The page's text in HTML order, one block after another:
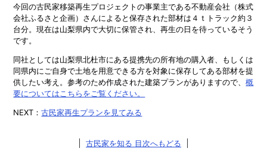
今回の古民家移築再生プロジェクトの事業主である不動産会社（株式
会社ふるさと企画）さんによると保存された部材は４ｔトラック約３
台分。現在は山梨県内で大切に保管され、再生の日を待っているそう
です。
同社としては山梨県北杜市にある提携先の所有地の購入者、もしくは
同県内にご自身で土地を用意できる方を対象に保存してある部材を提
供したい考え。参考のため作成された建築プランがありますので、概
要についてはこちらをご覧ください。
NEXT：古民家再生プランを見てみる
古民家を知る 目次へもどる